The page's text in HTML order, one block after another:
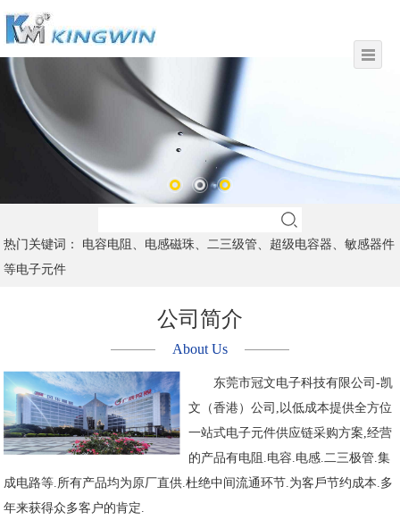
热门关键词： 电容电阻、电感磁珠、二三级管、超级电容器、敏感器件
等电子元件
公司简介
About Us
东莞市冠文电子科技有限公司-凯
文（香港）公司,以低成本提供全方位
一站式电子元件供应链采购方案,经营
的产品有电阻.电容.电感.二三极管.集
成电路等.所有产品均为原厂直供.杜绝中间流通环节.为客戶节约成本.多
年来获得众多客户的肯定.